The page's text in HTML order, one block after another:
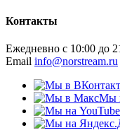
Контакты
Ежедневно с 10:00 до
Email info@norstream.ru
Мы